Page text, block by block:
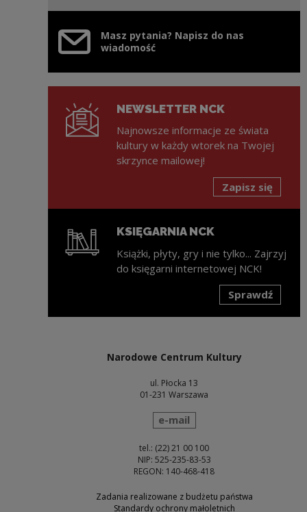
Masz pytania? Napisz do nas
wiadomość
NEWSLETTER NCK
Najnowsze informacje ze świata
kultury w każdy wtorek na Twojej
skrzynce mailowej!
Zapisz się
KSIĘGARNIA NCK
Książki, płyty, gry i nie tylko... Zajrzyj
do księgarni internetowej NCK!
Sprawdź
Narodowe Centrum Kultury
ul. Płocka 13
01-231 Warszawa
wyślij wiadomość
e-mail
tel.: (22) 21 00 100
NIP: 525-235-83-53
REGON: 140-468-418
Zadania realizowane z budżetu państwa
Standardy ochrony małoletnich